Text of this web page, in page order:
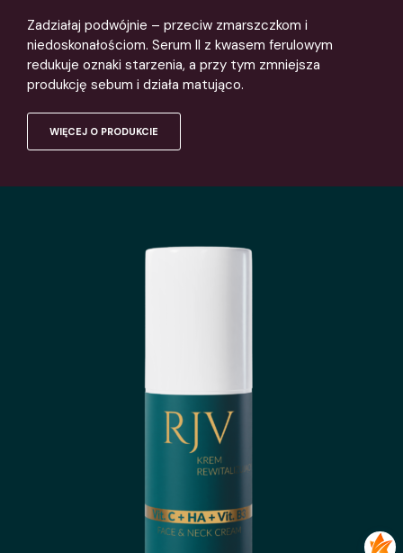
Zadziałaj podwójnie – przeciw zmarszczkom i
niedoskonałościom. Serum II z kwasem ferulowym
redukuje oznaki starzenia, a przy tym zmniejsza
produkcję sebum i działa matująco.
WIĘCEJ O PRODUKCIE